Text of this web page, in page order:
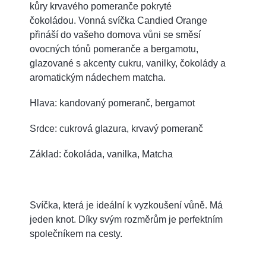
kůry krvavého pomeranče pokryté
čokoládou. Vonná svíčka Candied Orange
přináší do vašeho domova vůni se směsí
ovocných tónů pomeranče a bergamotu,
glazované s akcenty cukru, vanilky, čokolády a
aromatickým nádechem matcha.
Hlava: kandovaný pomeranč, bergamot
Srdce: cukrová glazura, krvavý pomeranč
Základ: čokoláda, vanilka, Matcha
Svíčka, která je ideální k vyzkoušení vůně. Má
jeden knot. Díky svým rozměrům je perfektním
společníkem na cesty.